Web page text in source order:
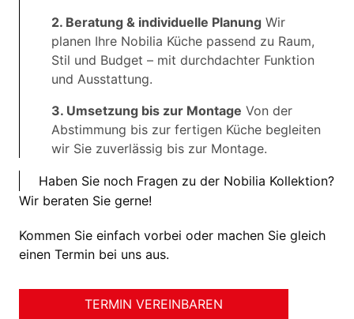
2. Beratung & individuelle Planung Wir
planen Ihre Nobilia Küche passend zu Raum,
Stil und Budget – mit durchdachter Funktion
und Ausstattung.
3. Umsetzung bis zur Montage Von der
Abstimmung bis zur fertigen Küche begleiten
wir Sie zuverlässig bis zur Montage.
Haben Sie noch Fragen zu der Nobilia Kollektion?
Wir beraten Sie gerne!
Kommen Sie einfach vorbei oder machen Sie gleich
einen Termin bei uns aus.
TERMIN VEREINBAREN